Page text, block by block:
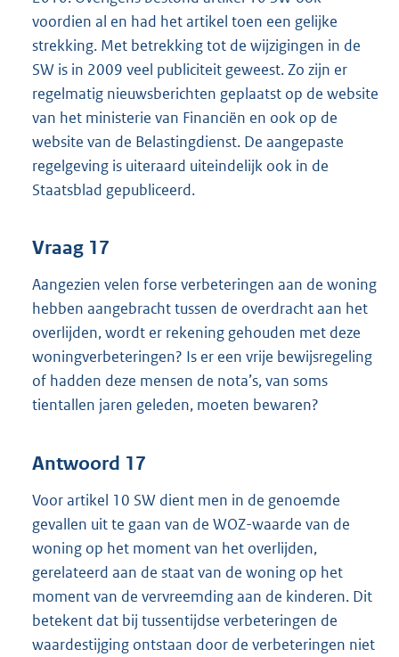
voordien al en had het artikel toen een gelijke
strekking. Met betrekking tot de wijzigingen in de
SW is in 2009 veel publiciteit geweest. Zo zijn er
regelmatig nieuwsberichten geplaatst op de website
van het ministerie van Financiën en ook op de
website van de Belastingdienst. De aangepaste
regelgeving is uiteraard uiteindelijk ook in de
Staatsblad gepubliceerd.
Vraag 17
Aangezien velen forse verbeteringen aan de woning
hebben aangebracht tussen de overdracht aan het
overlijden, wordt er rekening gehouden met deze
woningverbeteringen? Is er een vrije bewijsregeling
of hadden deze mensen de nota’s, van soms
tientallen jaren geleden, moeten bewaren?
Antwoord 17
Voor artikel 10 SW dient men in de genoemde
gevallen uit te gaan van de WOZ-waarde van de
woning op het moment van het overlijden,
gerelateerd aan de staat van de woning op het
moment van de vervreemding aan de kinderen. Dit
betekent dat bij tussentijdse verbeteringen de
waardestijging ontstaan door de verbeteringen niet